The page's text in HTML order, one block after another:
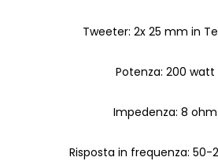
Tweeter: 2x 25 mm in
Potenza: 200 watt
Impedenza: 8 ohm
Risposta in frequenza: 50-